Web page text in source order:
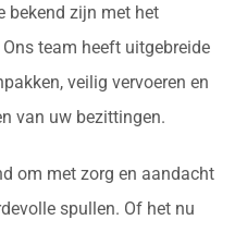
bekend zijn met het
team heeft uitgebreide
veilig vervoeren en
van uw bezittingen.
om met zorg en aandacht
spullen. Of het nu